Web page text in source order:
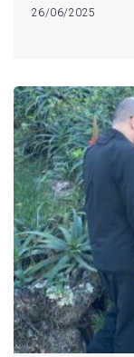
26/06/2025